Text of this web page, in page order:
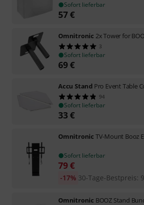
Sofort lieferbar
57€
Omnitronic 2x Tower for
3
Sofort lieferbar
69€
Accu Stand Pro Event Table
94
Sofort lieferbar
33€
Omnitronic TV-Mount Booz
Sofort lieferbar
79€
30-Tage-Bestpreis:
-17%
Omnitronic BOOZ Stand